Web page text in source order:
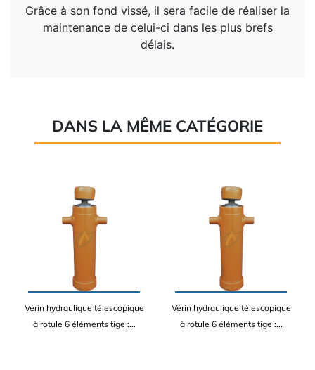
Grâce à son fond vissé, il sera facile de réaliser la
maintenance de celui-ci dans les plus brefs
délais.
DANS LA MÊME CATÉGORIE
Vérin hydraulique télescopique
à rotule 6 éléments tige :...
Vérin hydraulique télescopique
à rotule 6 éléments tige :...